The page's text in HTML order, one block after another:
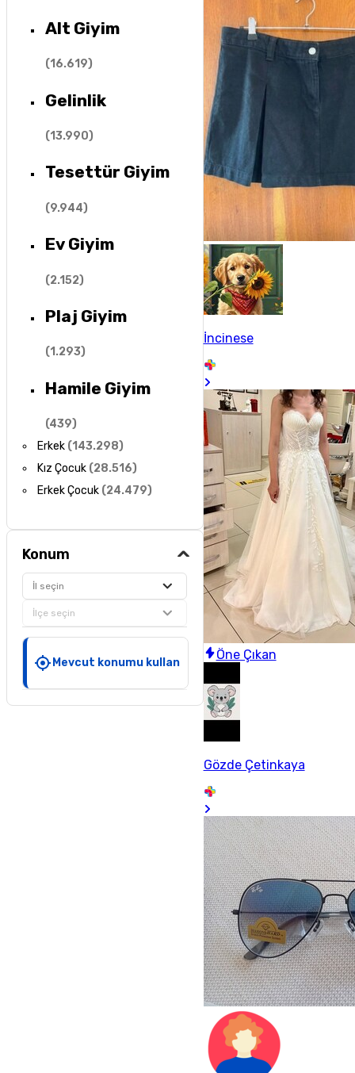
Alt Giyim
(16.619)
Gelinlik
(13.990)
Tesettür Giyim
(9.944)
Ev Giyim
(2.152)
Plaj Giyim
(1.293)
Hamile Giyim
(439)
Erkek (143.298)
Kız Çocuk (28.516)
Erkek Çocuk (24.479)
Konum
İl seçin
İlçe seçin
Mevcut konumu kullan
İncinese
Öne Çıkan
Gözde Çetinkaya